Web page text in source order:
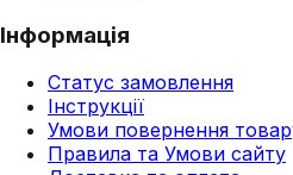
Інформація
Статус замовлення
Інструкції
Умови повернення
Правила та Умови сайту